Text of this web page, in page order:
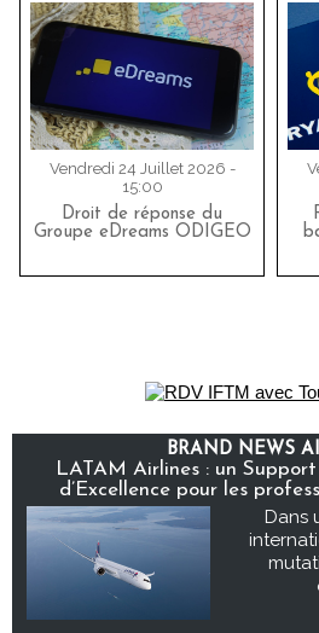
Vendredi 24 Juillet 2026 -
15:00
Droit de réponse du
Groupe eDreams ODIGEO
BRAND NEWS
LATAM Airlines : un
d’Excellence pour les
Dans